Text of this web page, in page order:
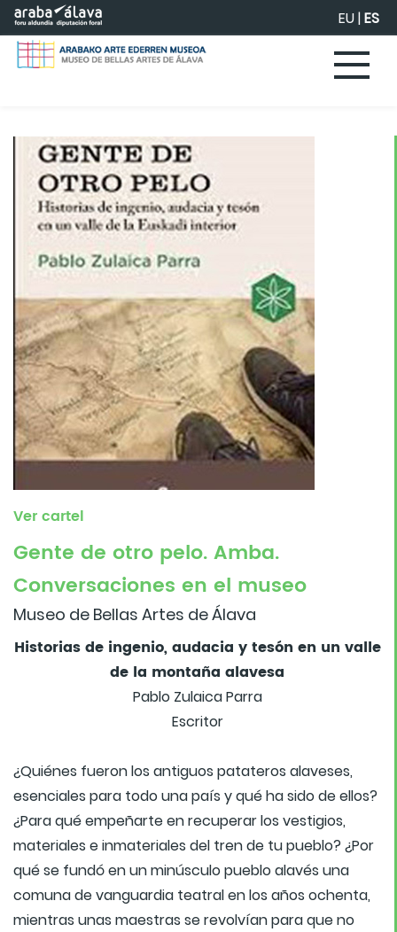
Saltar al contenido principal EU|ES
Ver cartel
Gente de otro pelo. Amba.
Conversaciones en el museo
Museo de Bellas Artes de Álava
Historias de ingenio, audacia y tesón en un valle
de la montaña alavesa
Pablo Zulaica Parra
Escritor
¿Quiénes fueron los antiguos patateros alaveses,
esenciales para todo una país y qué ha sido de ellos?
¿Para qué empeñarte en recuperar los vestigios,
materiales e inmateriales del tren de tu pueblo? ¿Por
qué se fundó en un minúsculo pueblo alavés una
comuna de vanguardia teatral en los años ochenta,
mientras unas maestras se revolvían para que no